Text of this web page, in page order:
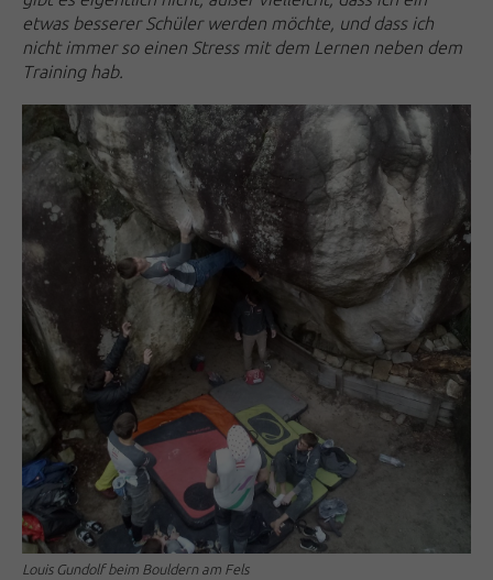
etwas besserer Schüler werden möchte, und dass ich
nicht immer so einen Stress mit dem Lernen neben dem
Training hab.
Louis Gundolf beim Bouldern am Fels